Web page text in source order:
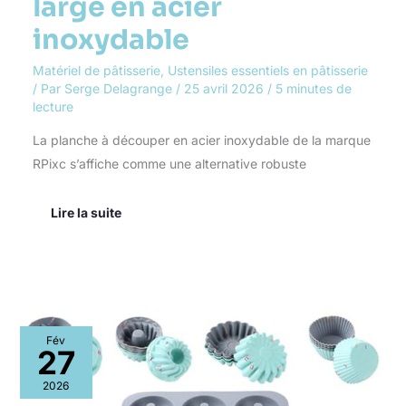
large en acier
inoxydable
Matériel de pâtisserie, Ustensiles essentiels en pâtisserie
/ Par Serge Delagrange / 25 avril 2026 / 5 minutes de
lecture
La planche à découper en acier inoxydable de la marque
RPixc s’affiche comme une alternative robuste
Lire la suite
Fév
27
2026
Test
du
lot
de
30